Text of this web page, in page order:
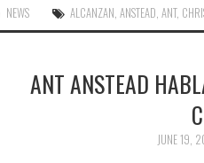
NEWS ALCANZAN,ANSTEAD,ANT,
ANT ANSTEAD
JUNE 19,